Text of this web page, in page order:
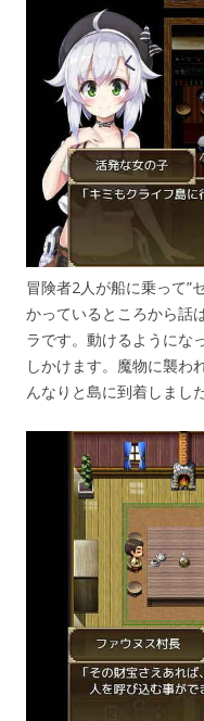
冒険者2人が船に乗って”
かっているところから話
ラです。動けるようにな
しかけます。魔物に襲わ
んなりと島に到着しました